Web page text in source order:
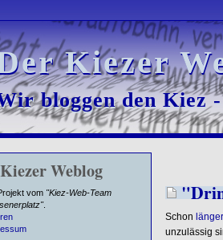
Kiezer
Kiezer
bloggen den Kiez
bloggen den Kiez
Kiezer Weblog
vom "Kiez-Web-Team
.
Schon
unzulässig